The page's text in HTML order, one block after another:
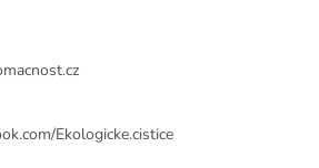
u
Ekologicke.cistice